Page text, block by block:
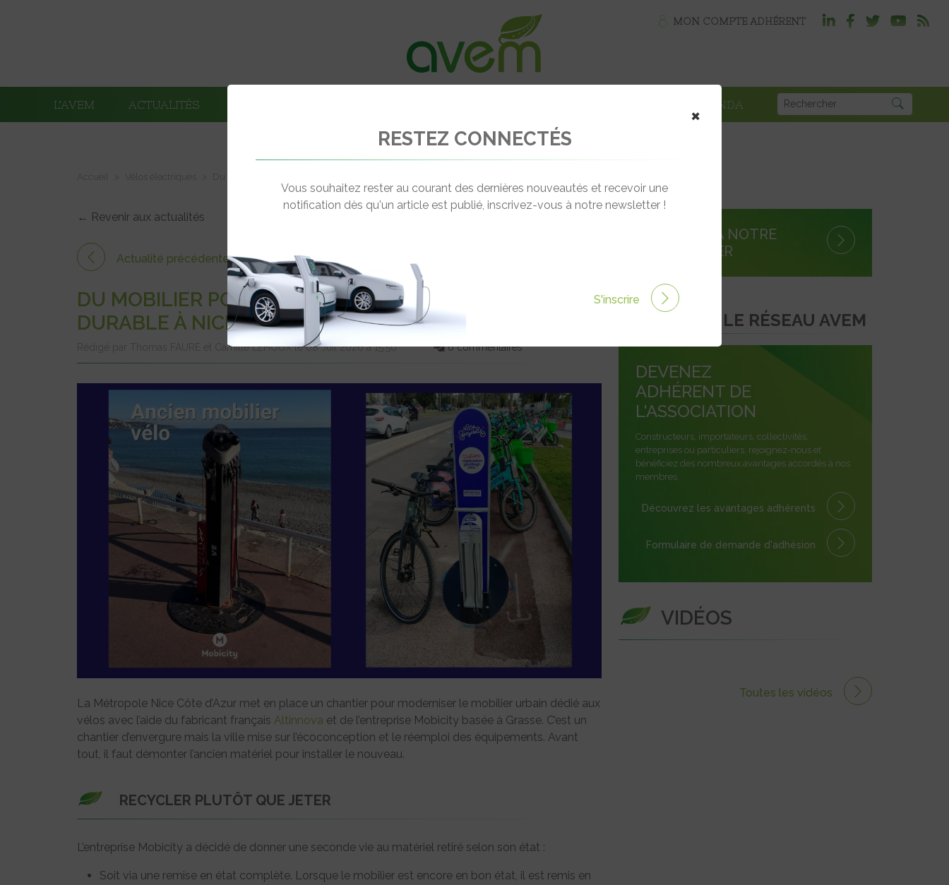
MON COMPTE ADHÉRENT
L’AVEM ACTUALITÉS AGENDA
← Revenir aux actualités
Actualité précédente
DU MOBILIER POUR VÉLOS ÉCORESPONSABLE ET
DURABLE À NICE
Rédigé par Thomas FAURE et Camille LEHOUX le 08 Juil 2026 à 15:50 0 commentaires
La Métropole Nice Côte d’Azur met en place un chantier pour moderniser le mobilier urbain dédié aux
vélos avec l’aide du fabricant français Altinnova et de l’entreprise Mobicity basée à Grasse. C’est un
chantier d’envergure mais la ville mise sur l’écoconception et le réemploi des équipements. Avant
tout, il faut démonter l’ancien matériel pour installer le nouveau.
RECYCLER PLUTÔT QUE JETER
L’entreprise Mobicity a décidé de donner une seconde vie au matériel retiré selon son état :
Soit via une remise en état complète. Lorsque le mobilier est encore en bon état, il est remis en
S'INSCRIRE À NOTRE
NEWSLETTER
REJOINDRE LE RÉSEAU AVEM
DEVENEZ
ADHÉRENT DE
L'ASSOCIATION
Constructeurs, importateurs, collectivités,
entreprises ou particuliers, rejoignez-nous et
bénéficiez des nombreux avantages accordés à nos
membres.
Découvrez les avantages adhérents
Formulaire de demande d'adhésion
VIDÉOS
Toutes les vidéos
×
RESTEZ CONNECTÉS
Vous souhaitez rester au courant des dernières nouveautés et recevoir une
notification dès qu'un article est publié, inscrivez-vous à notre newsletter !
S'inscrire